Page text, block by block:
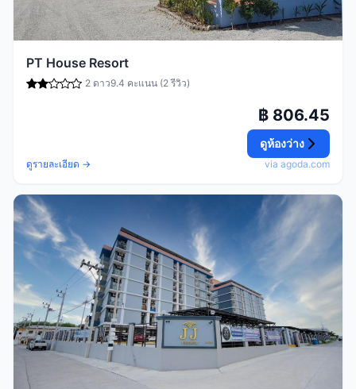
PT House Resort
2 ดาว9.4 คะแนน (2 รีวิว)
ดูรายละเอียด →
฿ 806.45
ดูห้องว่าง
via agoda.com